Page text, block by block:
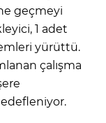
geçmeyi
1 adet
yürüttü.
çalışma